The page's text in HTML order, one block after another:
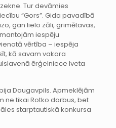
Tur devāmies
“Gors”. Gida pavadībā
gan lielo zāli, grimētavas,
iespēju
vērtība – iespēja
kā savam vakara
ērģelniece Iveta
Daugavpils. Apmeklējām
ne tikai Rotko darbus, bet
starptautiskā konkursa